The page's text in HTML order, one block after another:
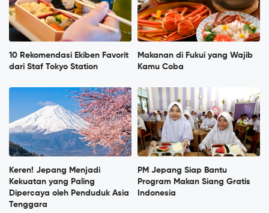
10 Rekomendasi Ekiben Favorit
dari Staf Tokyo Station
Makanan di Fukui yang Wajib
Kamu Coba
Keren! Jepang Menjadi
Kekuatan yang Paling
Dipercaya oleh Penduduk Asia
Tenggara
PM Jepang Siap Bantu
Program Makan Siang Gratis
Indonesia